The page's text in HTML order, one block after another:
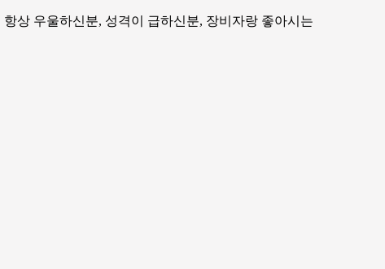
상 우울하신분, 성격이 급하신분, 장비자랑 좋아시는